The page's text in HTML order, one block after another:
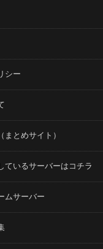
シー
まとめサイト）
ているサーバーはコチラ
ムサーバー